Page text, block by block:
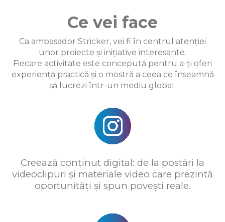
Ce vei face
Ca ambasador Stricker, vei fi în centrul atenției
unor proiecte și inițiative interesante.
Fiecare activitate este concepută pentru a-ți oferi
experiență practică și o mostră a ceea ce înseamnă
să lucrezi într-un mediu global.
Creează conținut digital: de la postări la
videoclipuri și materiale video care prezintă
oportunități și spun povești reale.